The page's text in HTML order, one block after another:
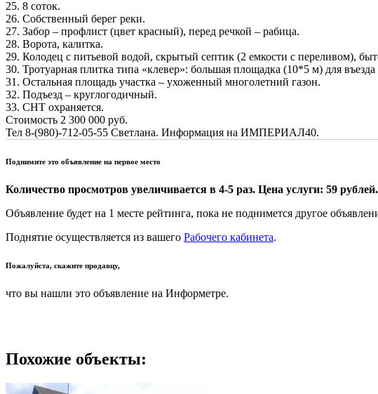
25. 8 соток.
26. Собственный берег реки.
27. Забор – профлист (цвет красный), перед речкой – рабица.
28. Ворота, калитка.
29. Колодец с питьевой водой, скрытый септик (2 емкости с переливом),
30. Тротуарная плитка типа «клевер»: большая площадка (10*5 м) для
31. Остальная площадь участка – ухоженный многолетний газон.
32. Подъезд – круглогодичный.
33. СНТ охраняется.
Стоимость 2 300 000 руб.
Тел 8-(980)-712-05-55 Светлана. Информация на ИМПЕРИАЛ40.
Поднимите это объявление на первое место
Количество просмотров увеличивается в 4-5 раз. Цена услуги: 59 рублей.
Объявление будет на 1 месте рейтинга, пока не поднимется другое
Поднятие осуществляется из вашего Рабочего кабинета.
Пожалуйста, скажите продавцу,
что вы нашли это объявление на Информетре.
Похожие объекты: